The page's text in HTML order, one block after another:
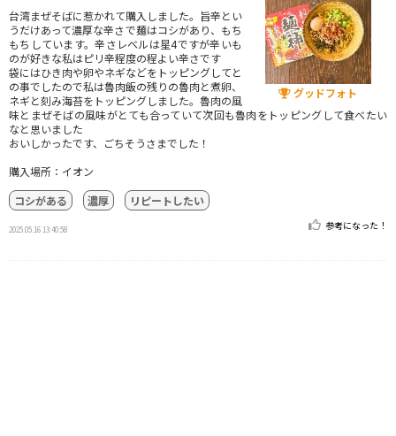
グッドフォト
台湾まぜそばに惹かれて購入しました。旨辛とい
うだけあって濃厚な辛さで麺はコシがあり、もち
もちしています。辛さレベルは星4ですが辛いも
のが好きな私はピリ辛程度の程よい辛さです
袋にはひき肉や卵やネギなどをトッピングしてと
の事でしたので私は魯肉飯の残りの魯肉と煮卵、
ネギと刻み海苔をトッピングしました。魯肉の風
味とまぜそばの風味がとても合っていて次回も魯肉をトッピングして食べたい
なと思いました
おいしかったです、ごちそうさまでした！
購入場所：イオン
コシがある
濃厚 リピートしたい
2025.05.16 13:40:58 参考になった！